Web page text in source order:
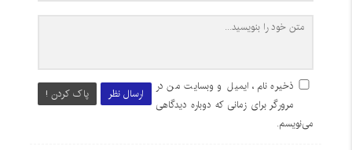
ارسال نظر پاک کردن !
ذخیره نام، ایمیل و وبسایت من در
مرورگر برای زمانی که دوباره دیدگاهی
می‌نویسم.